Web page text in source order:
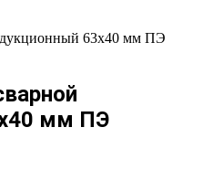
63x40 мм ПЭ
мм ПЭ